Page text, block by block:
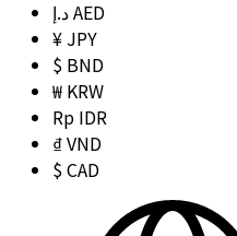
د.إ AED
¥ JPY
$ BND
₩ KRW
Rp IDR
₫ VND
$ CAD